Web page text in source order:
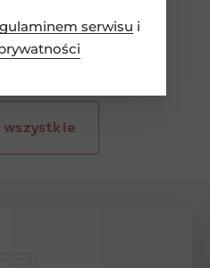
serwisu i